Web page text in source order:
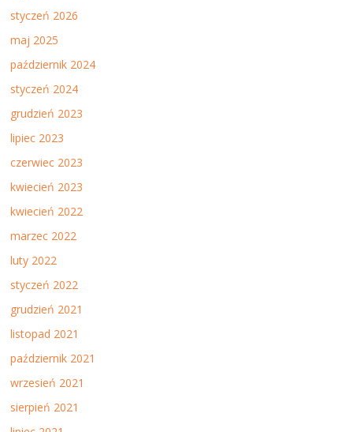
styczeń 2026
maj 2025
październik 2024
styczeń 2024
grudzień 2023
lipiec 2023
czerwiec 2023
kwiecień 2023
kwiecień 2022
marzec 2022
luty 2022
styczeń 2022
grudzień 2021
listopad 2021
październik 2021
wrzesień 2021
sierpień 2021